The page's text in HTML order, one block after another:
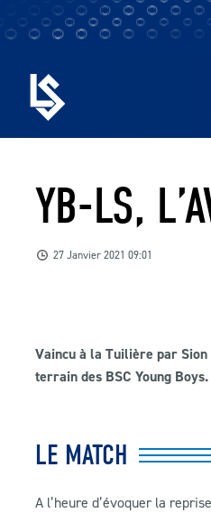
YB-LS,
27 Janvier 2021 09:01
Vaincu à la Tuilière par
terrain des BSC Young
LE MATCH
A l’heure d’évoquer la